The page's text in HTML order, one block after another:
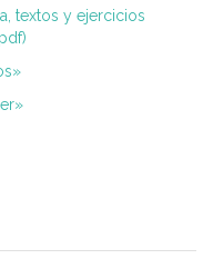
textos y ejercicios